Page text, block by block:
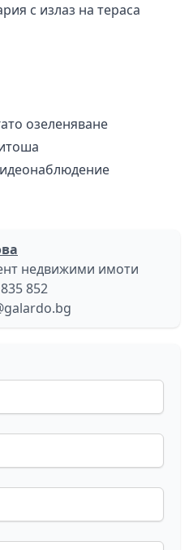
с излаз на тераса
озеленяване
недвижими имоти
852